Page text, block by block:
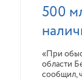
500
«При
области
сообщил,